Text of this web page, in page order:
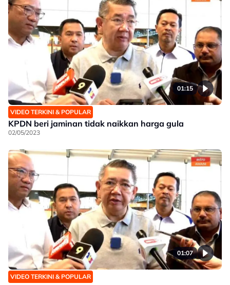
01:15
VIDEO TERKINI & POPULAR
KPDN beri jaminan tidak naikkan harga gula
02/05/2023
01:07
VIDEO TERKINI & POPULAR